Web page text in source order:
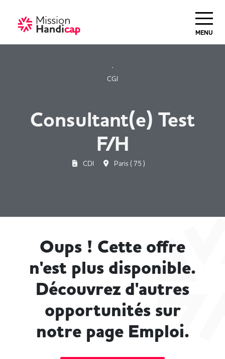
MENU
CGI
Consultant(e) Test
F/H
CDI Paris ( 75 )
Oups ! Cette offre
n'est plus disponible.
Découvrez d'autres
opportunités sur
notre page Emploi.